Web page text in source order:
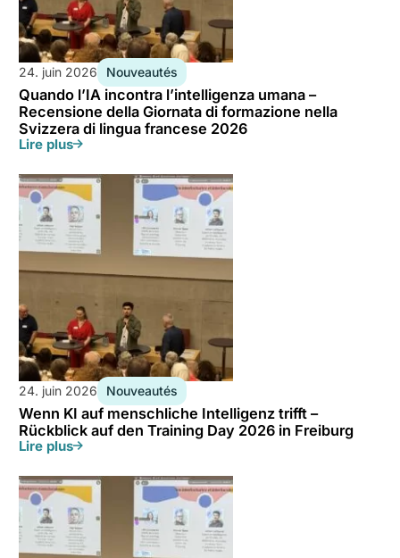
24. juin 2026 Nouveautés
Quando l’IA incontra l’intelligenza umana –
Recensione della Giornata di formazione nella
Svizzera di lingua francese 2026
Lire plus
24. juin 2026 Nouveautés
Wenn KI auf menschliche Intelligenz trifft –
Rückblick auf den Training Day 2026 in Freiburg
Lire plus